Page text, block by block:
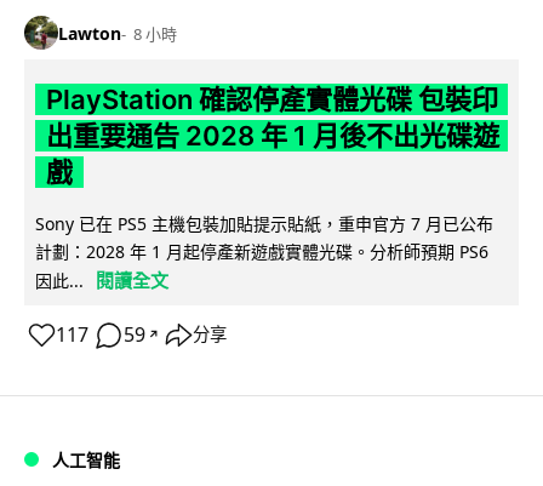
Lawton 8 小時
PlayStation 確認停產實體光碟 包裝印
出重要通告 2028 年 1 月後不出光碟遊
戲
Sony 已在 PS5 主機包裝加貼提示貼紙，重申官方 7 月已公布
計劃：2028 年 1 月起停產新遊戲實體光碟。分析師預期 PS6
因此...
閱讀全文
117 59 ↗ 分享
人工智能